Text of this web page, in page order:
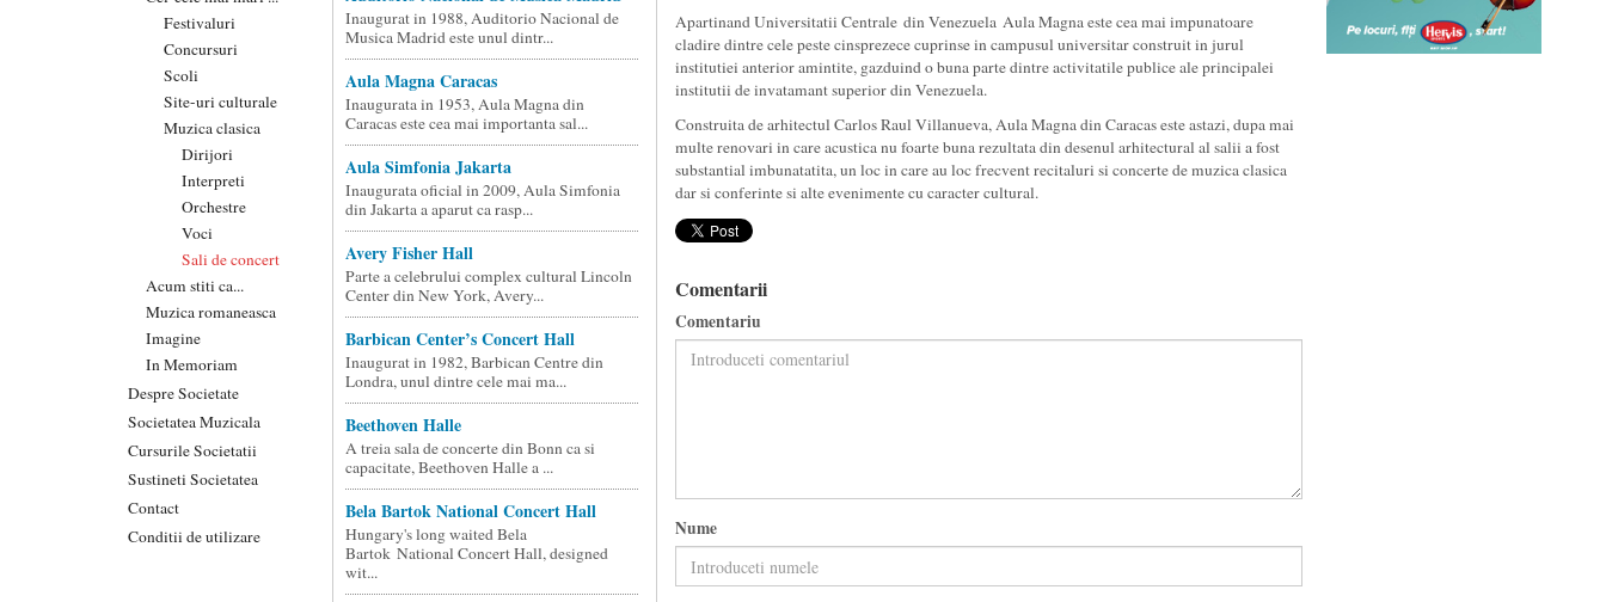
Festivaluri
Concursuri
Scoli
Site-uri culturale
Muzica clasica
Dirijori
Interpreti
Orchestre
Voci
Sali de concert
Acum stiti ca...
Muzica romaneasca
Imagine
In Memoriam
Despre Societate
Societatea Muzicala
Cursurile Societatii
Sustineti Societatea
Contact
Conditii de utilizare
Inaugurat in 1988, Auditorio Nacional de
Musica Madrid este unul dintr...
Aula Magna Caracas
Inaugurata in 1953, Aula Magna din
Caracas este cea mai importanta sal...
Aula Simfonia Jakarta
Inaugurata oficial in 2009, Aula Simfonia
din Jakarta a aparut ca rasp...
Avery Fisher Hall
Parte a celebrului complex cultural Lincoln
Center din New York, Avery...
Barbican Center’s Concert Hall
Inaugurat in 1982, Barbican Centre din
Londra, unul dintre cele mai ma...
Beethoven Halle
A treia sala de concerte din Bonn ca si
capacitate, Beethoven Halle a ...
Bela Bartok National Concert Hall
Hungary's long waited Bela
Bartok National Concert Hall, designed
wit...
Apartinand Universitatii Centrale din Venezuela Aula Magna este cea mai impunatoare
cladire dintre cele peste cinsprezece cuprinse in campusul universitar construit in jurul
institutiei anterior amintite, gazduind o buna parte dintre activitatile publice ale principalei
institutii de invatamant superior din Venezuela.
Construita de arhitectul Carlos Raul Villanueva, Aula Magna din Caracas este astazi, dupa mai
multe renovari in care acustica nu foarte buna rezultata din desenul arhitectural al salii a fost
substantial imbunatatita, un loc in care au loc frecvent recitaluri si concerte de muzica clasica
dar si conferinte si alte evenimente cu caracter cultural.
Comentarii
Comentariu
Nume